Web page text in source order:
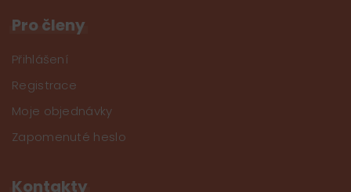
Pro členy
Přihlášení
Registrace
Moje objednávky
Zapomenuté heslo
Kontakty